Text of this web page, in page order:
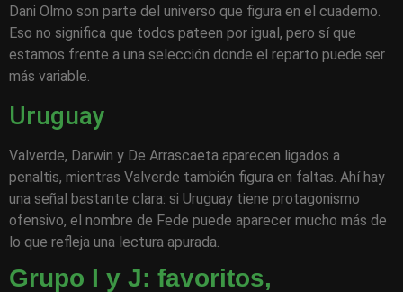
Dani Olmo son parte del universo que figura en el cuaderno.
Eso no significa que todos pateen por igual, pero sí que
estamos frente a una selección donde el reparto puede ser
más variable.
Uruguay
Valverde, Darwin y De Arrascaeta aparecen ligados a
penaltis, mientras Valverde también figura en faltas. Ahí hay
una señal bastante clara: si Uruguay tiene protagonismo
ofensivo, el nombre de Fede puede aparecer mucho más de
lo que refleja una lectura apurada.
Grupo I y J: favoritos,